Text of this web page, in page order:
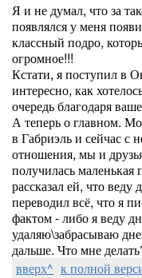
Я и не думал, что за
появлялся у меня
классный подро,
огромное!!!
Кстати, я поступил в
интересно, как
очередь благодаря
А теперь о главном.
в Габриэль и сейчас с
отношения, мы и
получилась
рассказал ей, что
переводил всё, что я
фактом - либо я веду
удаляю\забрасываю
дальше. Что мне
вверх^ к полной